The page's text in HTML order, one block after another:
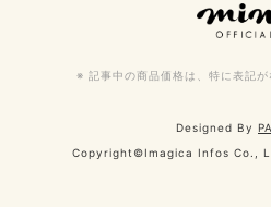
※ 記事中の商品価格は、特に表記が
Designed By
Copyright©Imagica Infos Co.,